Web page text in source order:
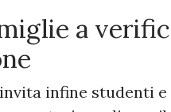
a
invita infine studenti